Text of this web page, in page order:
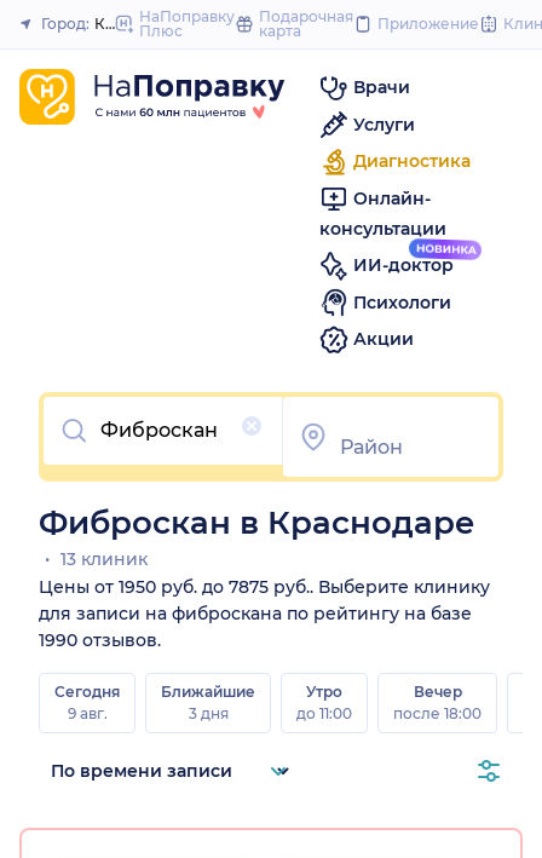
to
Закрыть
Город: КраснодарНаПоправку
Плюс
Подарочная
карта
Приложение
Врачи
Услуги
Диагностика
Онлайн-
консультации
ИИ-доктор
Психологи
Акции
Очистить
Фиброскан в Краснодаре
13 клиник
Цены от 1950 руб. до 7875 руб.. Выберите клинику
для записи на фиброскана по рейтингу на базе
1990 отзывов.
Сегодня
9 авг.
Ближайшие
3 дня
Утро
до 11:00
Вечер
после 18:00